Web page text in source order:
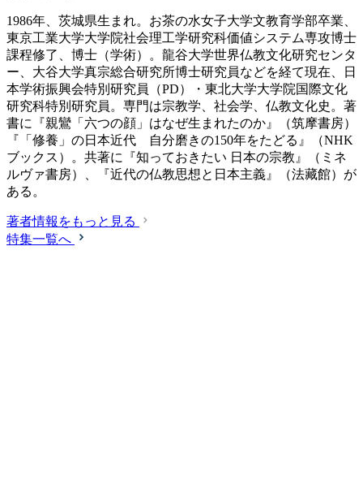
1986年、茨城県生まれ。お茶の水女子大学文教育学部卒業、
東京工業大学大学院社会理工学研究科価値システム専攻博士
課程修了、博士（学術）。龍谷大学世界仏教文化研究センタ
ー、大谷大学真宗総合研究所博士研究員などを経て現在、日
本学術振興会特別研究員（PD）・東北大学大学院国際文化
研究科特別研究員。専門は宗教学、社会学、仏教文化史。著
書に『親鸞「六つの顔」はなぜ生まれたのか』（筑摩書房）
『「修養」の日本近代 自分磨きの150年をたどる』（NHK
ブックス）。共著に『知っておきたい 日本の宗教』（ミネ
ルヴァ書房）、『近代の仏教思想と日本主義』（法藏館）が
ある。
著者情報をもっと見る
特集一覧へ